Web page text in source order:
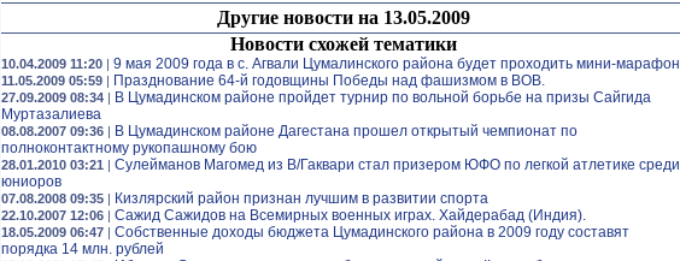
Другие новости на 13.05.2009
Новости схожей тематики
10.04.2009 11:20 | 9 мая 2009 года в с. Агвали Цумалинского района будет проходить мини-марафон
11.05.2009 05:59 | Празднование 64-й годовщины Победы над фашизмом в ВОВ.
27.09.2009 08:34 | В Цумадинском районе пройдет турнир по вольной борьбе на призы Сайгида
Муртазалиева
08.08.2007 09:36 | В Цумадинском районе Дагестана прошел открытый чемпионат по
полноконтактному рукопашному бою
28.01.2010 03:21 | Сулейманов Магомед из В/Гаквари стал призером ЮФО по легкой атлетике среди
юниоров
07.08.2008 09:35 | Кизлярский район признан лучшим в развитии спорта
22.10.2007 12:06 | Сажид Сажидов на Всемирных военных играх. Хайдерабад (Индия).
18.05.2009 06:47 | Собственные доходы бюджета Цумадинского района в 2009 году составят
порядка 14 млн. рублей